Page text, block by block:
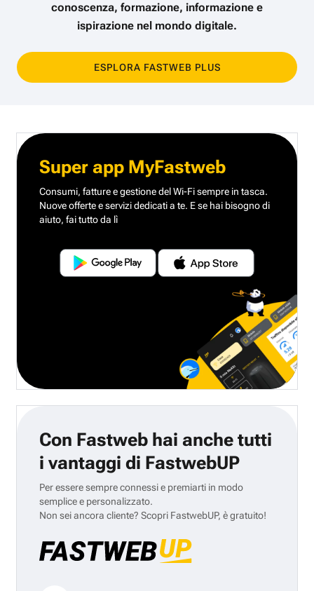
conoscenza, formazione, informazione e
ispirazione nel mondo digitale.
ESPLORA FASTWEB PLUS
Super app MyFastweb
Consumi, fatture e gestione del Wi-Fi sempre in tasca.
Nuove offerte e servizi dedicati a te. E se hai bisogno di
aiuto, fai tutto da lì
Con Fastweb hai anche tutti
i vantaggi di FastwebUP
Per essere sempre connessi e premiarti in modo
semplice e personalizzato.
Non sei ancora cliente? Scopri FastwebUP, è gratuito!